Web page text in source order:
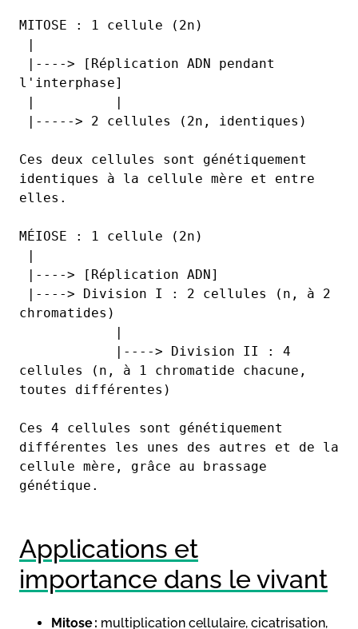
MITOSE : 1 cellule (2n)
|
l'interphase]
|          |
|-----> 2 cellules (2n, identiques)
Ces deux cellules sont génétiquement
identiques à la cellule mère et entre
elles.
MÉIOSE : 1 cellule (2n)
|
|----> [Réplication ADN]
chromatides)
            |
cellules (n, à 1 chromatide chacune,
toutes différentes)
Ces 4 cellules sont génétiquement
différentes les unes des autres et de la
cellule mère, grâce au brassage
génétique.
Applications et
importance dans le vivant
Mitose : multiplication cellulaire, cicatrisation,